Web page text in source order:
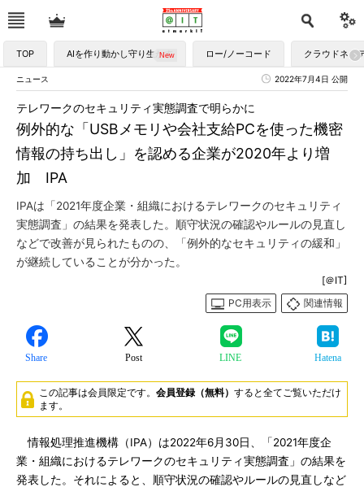
TOP AIを作り動かし守り生かす ロー/ノーコード クラウドネイ
ニュース 2022年7月4日 公開
例外的な「USBメモリや会社支給PCを使った機密
情報の持ち出し」を認める企業が2020年より増
加 IPA
テレワークのセキュリティ実態調査で明らかに
IPAは「2021年度企業・組織におけるテレワークのセキュリティ
実態調査」の結果を発表した。順守状況の確認やルールの見直し
などで改善が見られたものの、「例外的なセキュリティの緩和」
が継続していることが分かった。
[＠IT]
PC用表示
関連情報
Share Post LINE Hatena
この記事は会員限定です。 会員登録（無料） すると全てご覧いただけ
ます。
情報処理推進機構（IPA）は2022年6月30日、「2021年度企
業・組織におけるテレワークのセキュリティ実態調査」の結果を
発表した。それによると、順守状況の確認やルールの見直しなど